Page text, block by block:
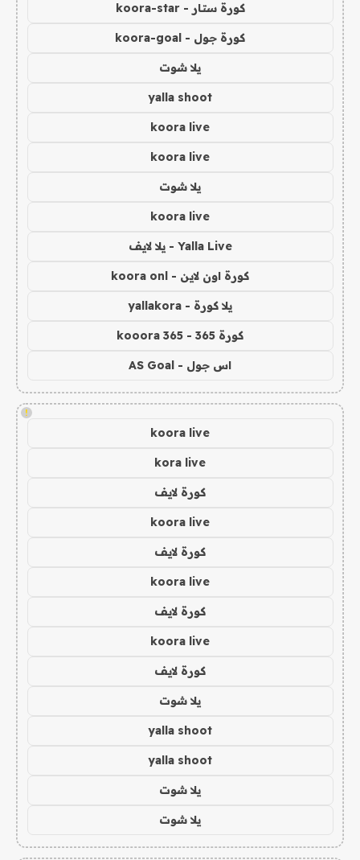
كورة ستار - koora-star
كورة جول - koora-goal
يلا شوت
yalla shoot
koora live
koora live
يلا شوت
koora live
Yalla Live - يلا لايف
كورة اون لاين - koora onl
يلا كورة - yallakora
كورة 365 - kooora 365
اس جول - AS Goal
!
koora live
kora live
كورة لايف
koora live
كورة لايف
koora live
كورة لايف
koora live
كورة لايف
يلا شوت
yalla shoot
yalla shoot
يلا شوت
يلا شوت